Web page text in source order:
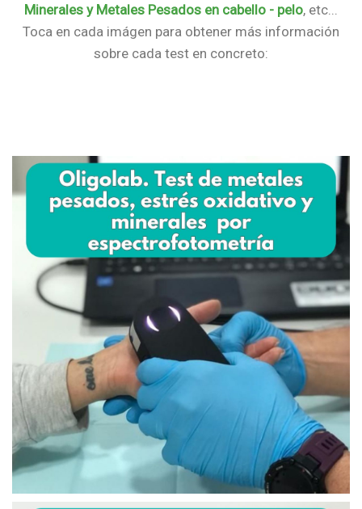
Minerales y Metales Pesados en cabello - pelo, etc...
Toca en cada imágen para obtener más información
sobre cada test en concreto: